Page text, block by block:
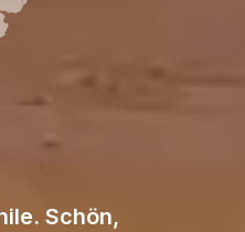
Schön,